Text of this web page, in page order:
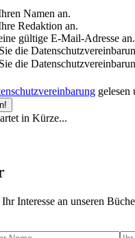
Namen an.
Redaktion an.
gültige E-Mail-Adresse an.
die
die
gelesen
in Kürze...
Interesse an unseren